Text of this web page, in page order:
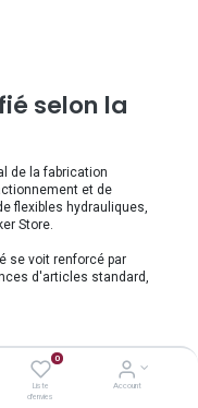
0
Liste
d'envies
Account
selon la
de la fabrication
et de
flexibles hydrauliques,
Store.
se voit renforcé par
d'articles standard,